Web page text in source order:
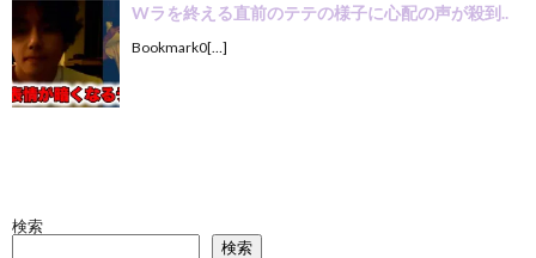
Wラを終える直前のテテの様子に心配の声が殺到..
Bookmark0[…]
検索
検索